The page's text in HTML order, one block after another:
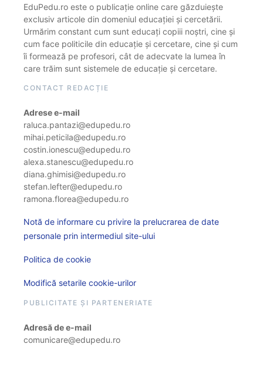
EduPedu.ro este o publicație online care găzduiește
exclusiv articole din domeniul educației și cercetării.
Urmărim constant cum sunt educați copiii noștri, cine și
cum face politicile din educație și cercetare, cine și cum
îi formează pe profesori, cât de adecvate la lumea în
care trăim sunt sistemele de educație și cercetare.
CONTACT REDACȚIE
Adrese e-mail
raluca.pantazi@edupedu.ro
mihai.peticila@edupedu.ro
costin.ionescu@edupedu.ro
alexa.stanescu@edupedu.ro
diana.ghimisi@edupedu.ro
stefan.lefter@edupedu.ro
ramona.florea@edupedu.ro
Notă de informare cu privire la prelucrarea de date
personale prin intermediul site-ului
Politica de cookie
Modifică setarile cookie-urilor
PUBLICITATE ȘI PARTENERIATE
Adresă de e-mail
comunicare@edupedu.ro